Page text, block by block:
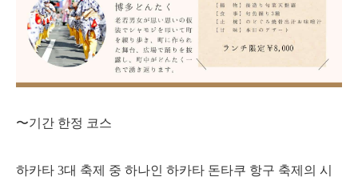
〜기간 한정 코스
하카타 3대 축제 중 하나인 하카타 돈타쿠 항구 축제의 시